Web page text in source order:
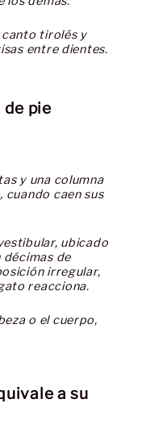
canto tirolés y
entre dientes.
de pie
y una columna
caen sus
ubicado
décimas de
irregular,
reacciona.
o el cuerpo,
a su